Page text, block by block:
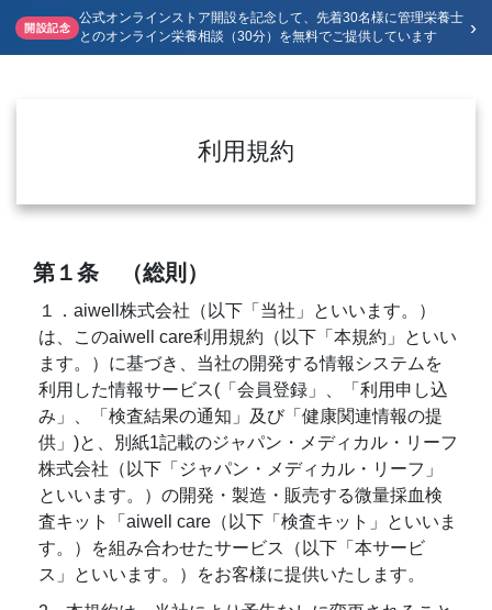
開設記念
公式オンラインストア開設を記念して、先着30名様に管理栄養士
とのオンライン栄養相談（30分）を無料でご提供しています
›
利用規約
第１条 （総則）
１．aiwell株式会社（以下「当社」といいます。）
は、このaiwell care利用規約（以下「本規約」といい
ます。）に基づき、当社の開発する情報システムを
利用した情報サービス(「会員登録」、「利用申し込
み」、「検査結果の通知」及び「健康関連情報の提
供」)と、別紙1記載のジャパン・メディカル・リーフ
株式会社（以下「ジャパン・メディカル・リーフ」
といいます。）の開発・製造・販売する微量採血検
査キット「aiwell care（以下「検査キット」といいま
す。）を組み合わせたサービス（以下「本サービ
ス」といいます。）をお客様に提供いたします。